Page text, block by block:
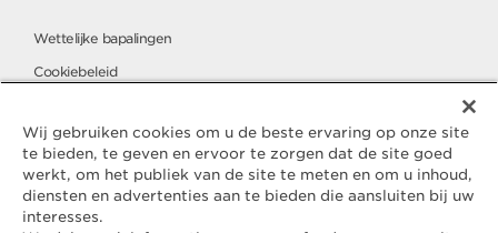
Wettelijke bapalingen
Cookiebeleid
Contact
ELLE & VIRE
Wij gebruiken cookies om u de beste ervaring op onze site
te bieden, te geven en ervoor te zorgen dat de site goed
werkt, om het publiek van de site te meten en om u inhoud,
diensten en advertenties aan te bieden die aansluiten bij uw
interesses.